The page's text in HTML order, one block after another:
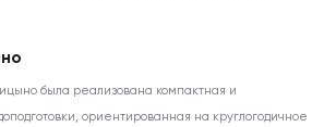
была реализована компактная и
ориентированная на круглогодичное